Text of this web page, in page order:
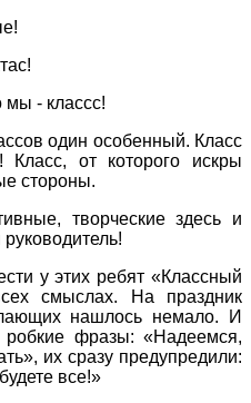
мы - классс!
один особенный. Класс
от которого искры
стороны.
творческие здесь и
у этих ребят «Классный
смыслах. На праздник
нашлось немало. И
робкие фразы: «Надеемся,
их сразу предупредили:
все!»